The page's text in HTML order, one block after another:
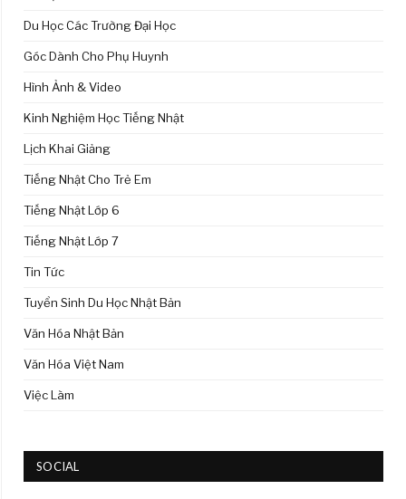
Du Học Các Trường Đại Học
Góc Dành Cho Phụ Huynh
Hình Ảnh & Video
Kinh Nghiệm Học Tiếng Nhật
Lịch Khai Giảng
Tiếng Nhật Cho Trẻ Em
Tiếng Nhật Lớp 6
Tiếng Nhật Lớp 7
Tin Tức
Tuyển Sinh Du Học Nhật Bản
Văn Hóa Nhật Bản
Văn Hóa Việt Nam
Việc Làm
SOCIAL